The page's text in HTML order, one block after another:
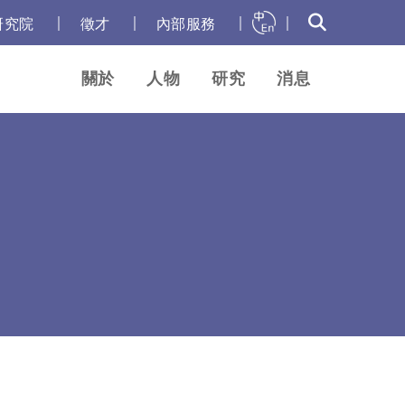
究院 徵才 內部服務
關於 人物 研究 消息